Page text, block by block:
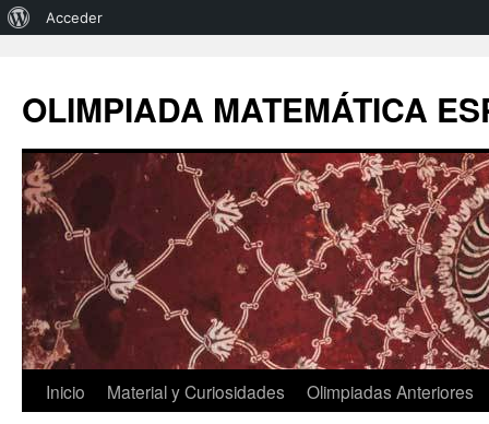
Acerca
Acceder
contenido
OLIMPIADA MATEMÁTICA
Inicio Material y Curiosidades Olimpiadas Anteriores